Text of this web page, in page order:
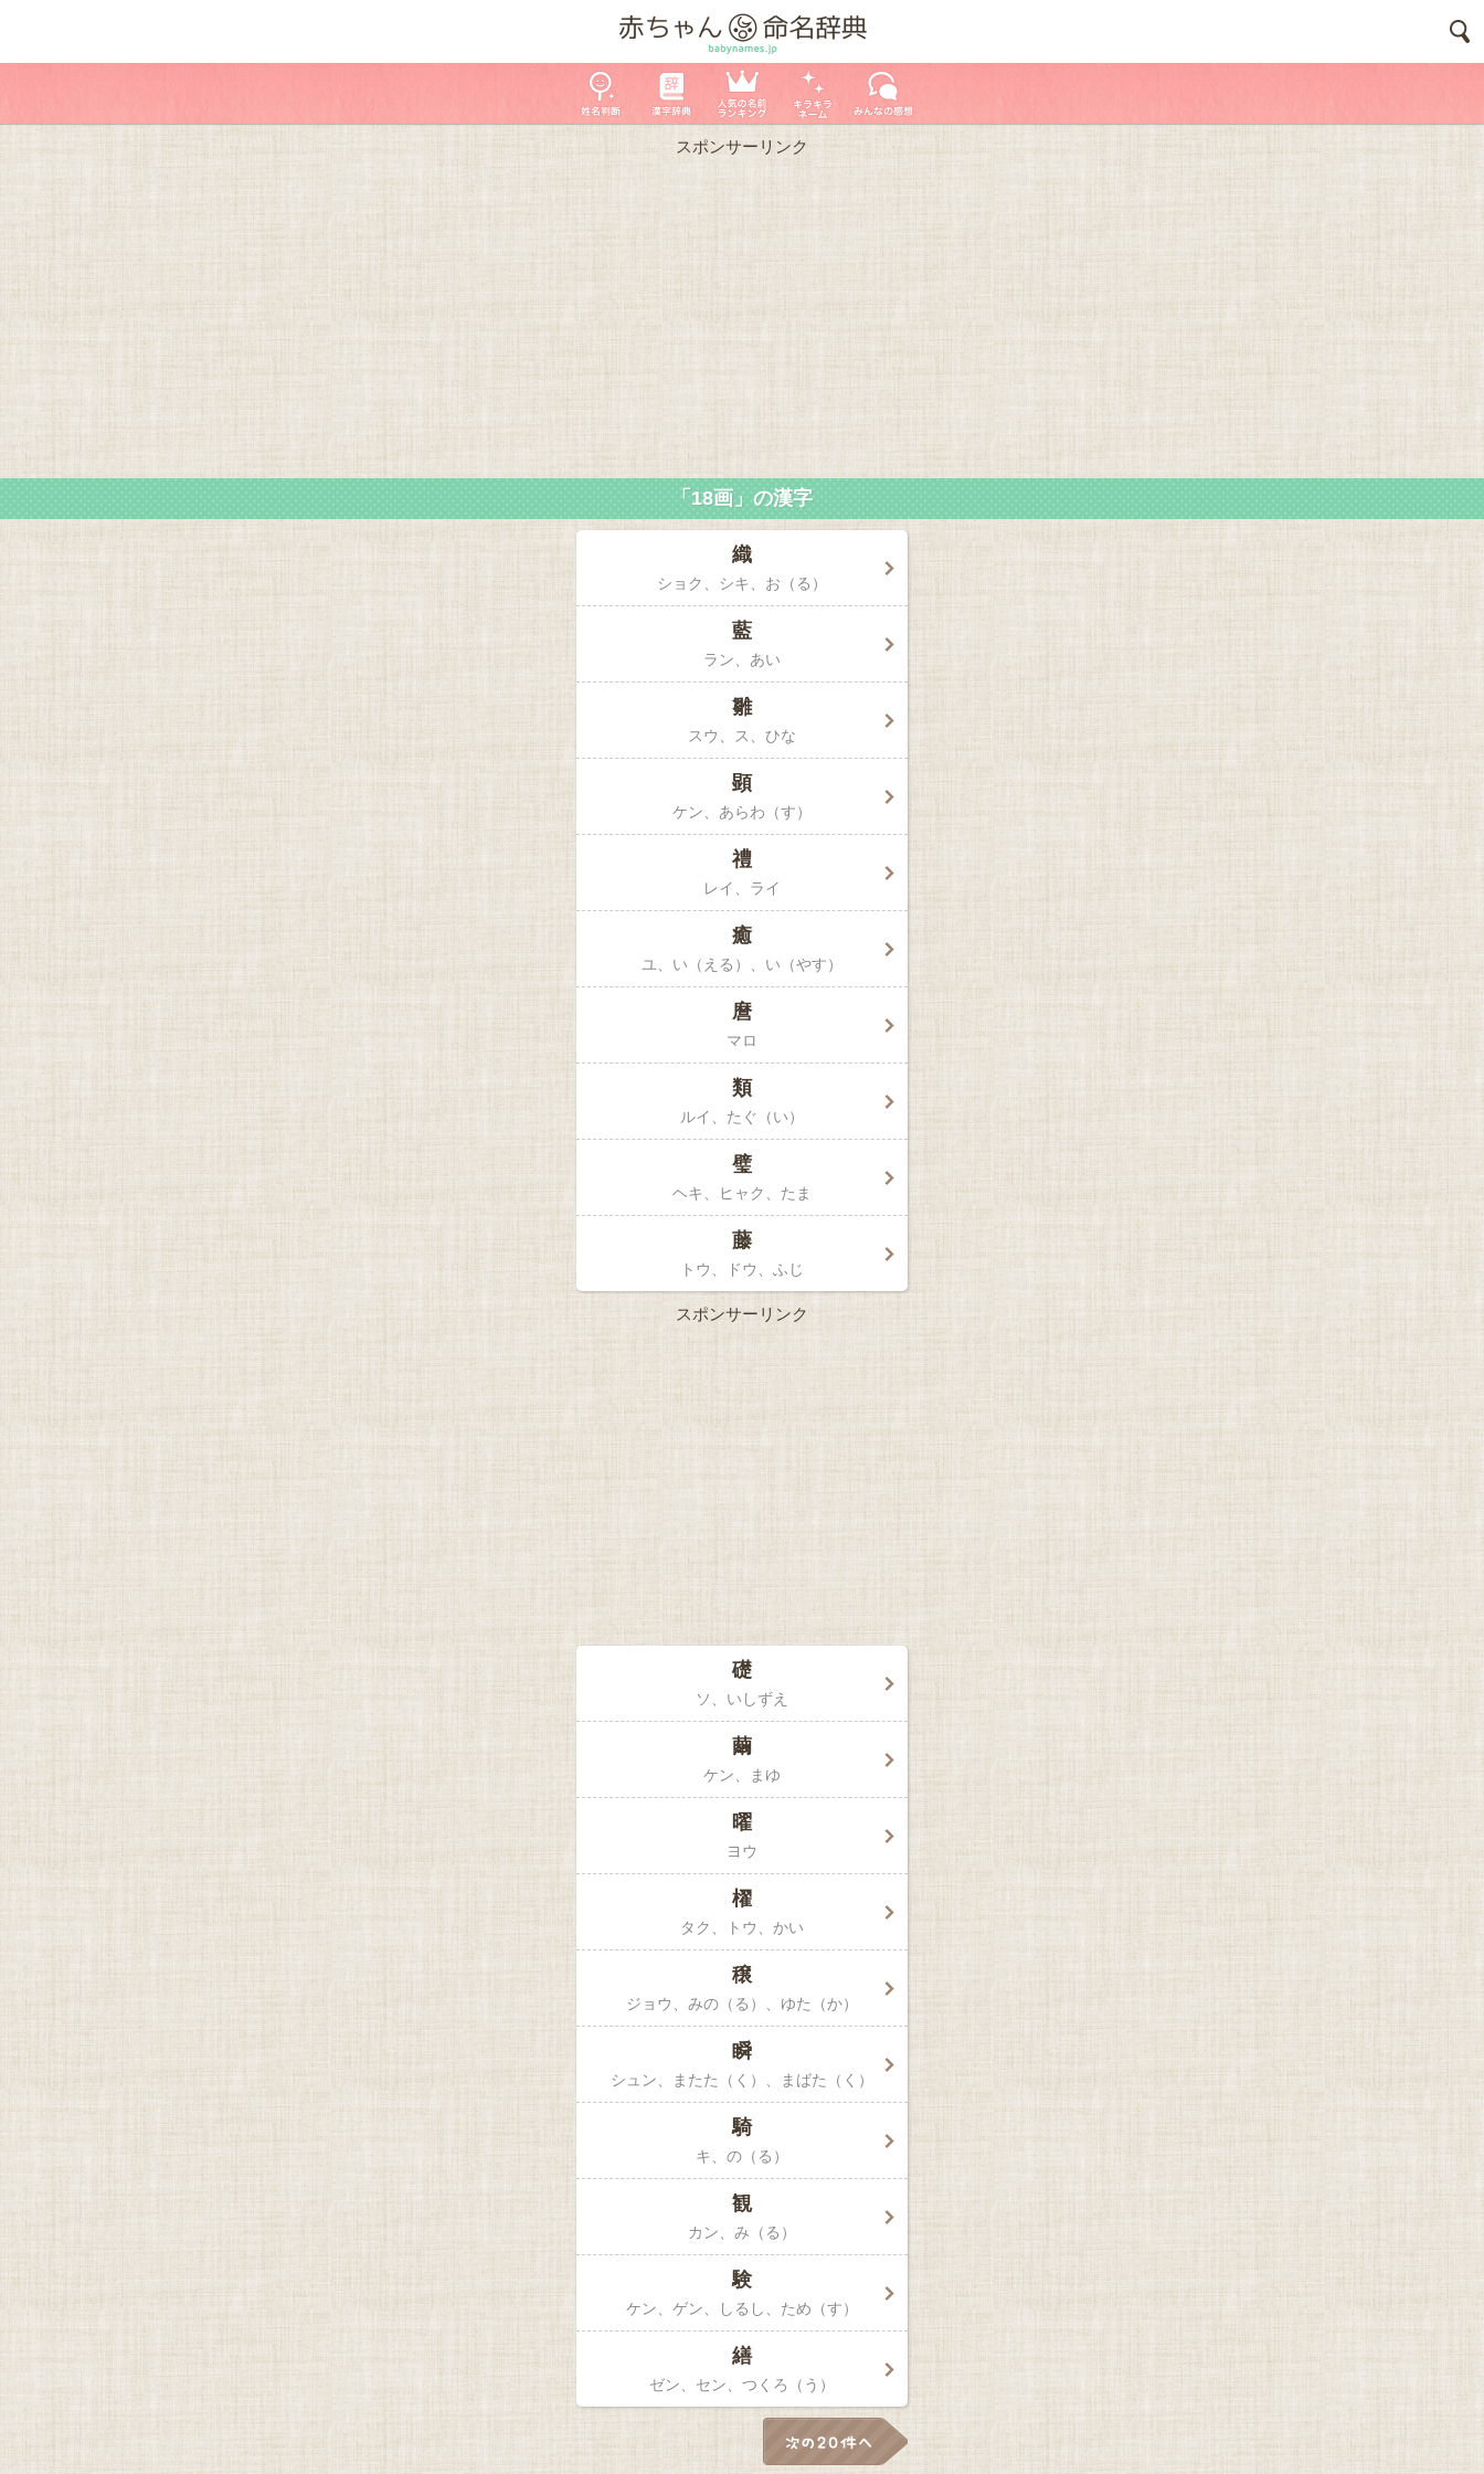
スポンサーリンク
「18画」の漢字
織
ショク、シキ お（る）
藍
ラン あい
雛
スウ、ス ひな
顕
ケン あらわ（す）
禮
レイ、ライ
癒
ユ い（える）、い（やす）
麿
マロ
類
ルイ たぐ（い）
璧
ヘキ、ヒャク たま
藤
トウ、ドウ ふじ
スポンサーリンク
礎
ソ いしずえ
繭
ケン まゆ
曜
ヨウ
櫂
タク、トウ かい
穣
ジョウ みの（る）、ゆた（か）
瞬
シュン またた（く）、まばた（く）
騎
キ の（る）
観
カン み（る）
験
ケン、ゲン しるし、ため（す）
繕
ゼン、セン つくろ（う）